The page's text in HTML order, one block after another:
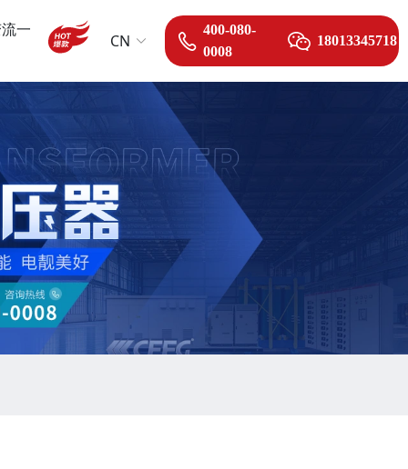
一
CN
400-080-
0008
18013345718